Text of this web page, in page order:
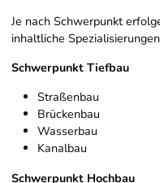
Je nach Schwerpunkt
inhaltliche
Schwerpunkt Tiefbau
Straßenbau
Brückenbau
Wasserbau
Kanalbau
Schwerpunkt Hochbau